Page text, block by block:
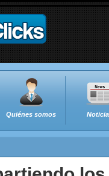
Quiénes somos